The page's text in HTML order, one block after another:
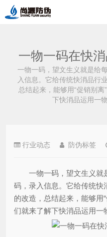
一物一码在快
一物一码，望文生义就是给
入信息。它给传统快消品行
总结起来，能够用“促销别
下快消品运用一
行业动态 防伪标签
一物一码，望文生义就
码，录入信息。它给传统快
的改造，总结起来，能够用
们就来了解下快消品运用一